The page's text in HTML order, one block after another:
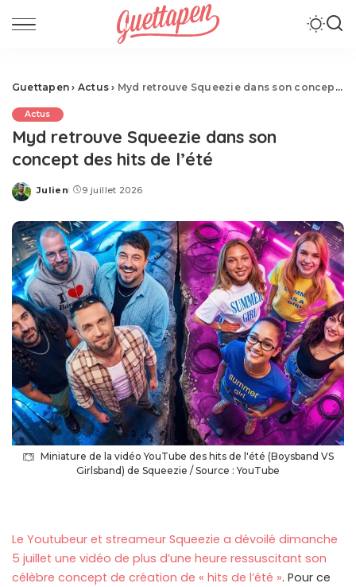
Guettapen › Actus › Myd retrouve Squeezie dans son concept des hits de l’été
Actus
Myd retrouve Squeezie dans son
concept des hits de l’été
Posted
Julien 9 juillet 2026
Miniature de la vidéo YouTube des hits de l'été (Boysband VS
Girlsband) de Squeezie / Source : YouTube
Le Youtubeur et streameur Squeezie a dévoilé dimanche
5 juillet une vidéo de plus d’une heure ressuscitant son
célèbre concept de création de « hits de l’été ». Pour ce